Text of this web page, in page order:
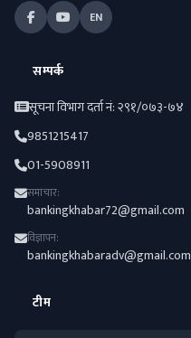
EN
सम्पर्क
सूचना विभाग दर्ता नं: २९१/०७३-७४
9851215417
01-5908911
समाचार:
bankingkhabar72@gmail.com
विज्ञापन:
bankingkhabaradv@gmail.com
टीम